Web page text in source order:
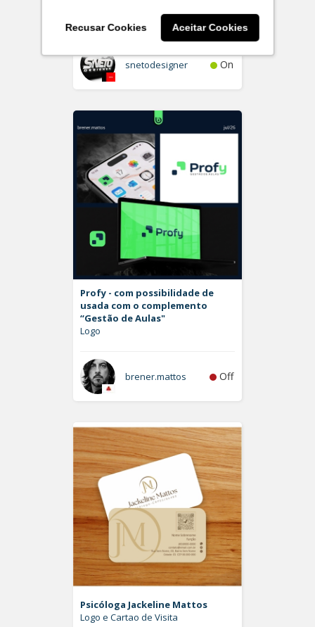
Recusar Cookies Aceitar Cookies
snetodesigner On
Profy - com possibilidade de
usada com o complemento
“Gestão de Aulas"
Logo
brener.mattos Off
Psicóloga Jackeline Mattos
Logo e Cartao de Visita